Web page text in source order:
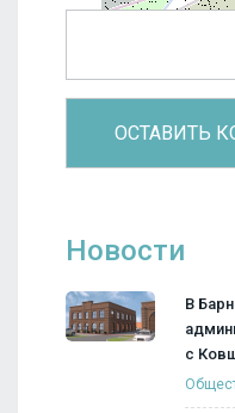
Новости
В
с